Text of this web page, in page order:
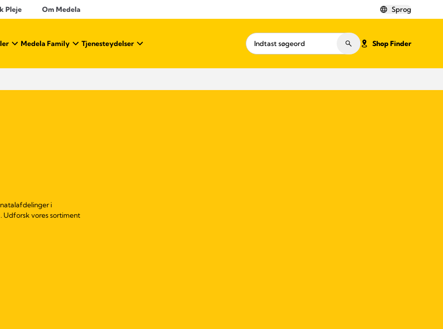
Pleje Om Medela Sprog
Medela Family Tjenesteydelser Shop Finder
i
vores sortiment